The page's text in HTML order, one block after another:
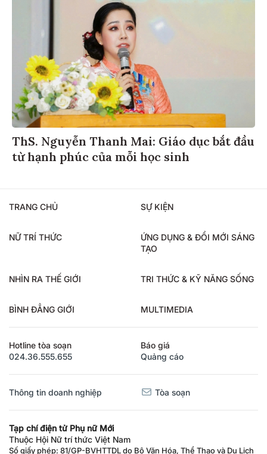
ThS. Nguyễn Thanh Mai: Giáo dục bắt đầu
từ hạnh phúc của mỗi học sinh
TRANG CHỦ SỰ KIỆN
NỮ TRÍ THỨC
ỨNG DỤNG & ĐỔI MỚI SÁNG
TẠO
NHÌN RA THẾ GIỚI TRI THỨC & KỸ NĂNG SỐNG
BÌNH ĐẲNG GIỚI MULTIMEDIA
Hotline tòa soạn
024.36.555.655
Báo giá
Quảng cáo
Thông tin doanh nghiệp Tòa soạn
Tạp chí điện tử Phụ nữ Mới
Thuộc Hội Nữ trí thức Việt Nam